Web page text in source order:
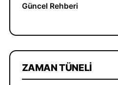
Güncel Rehberi
ZAMAN TÜNELI